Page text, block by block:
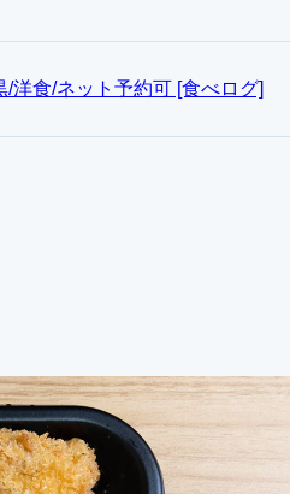
洋食/ネット予約可 [食べログ]